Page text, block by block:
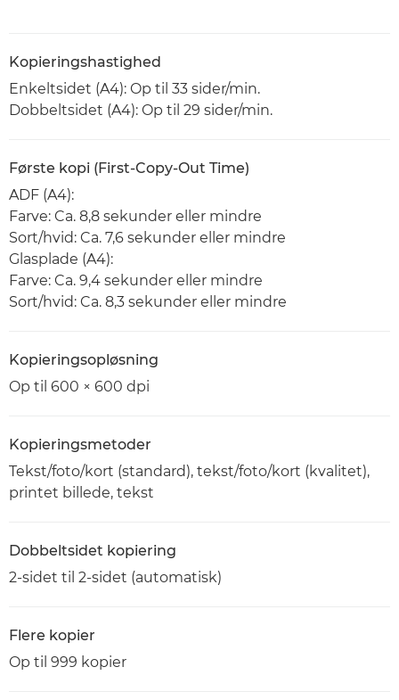
Kopieringshastighed
Enkeltsidet (A4): Op til 33 sider/min.
Dobbeltsidet (A4): Op til 29 sider/min.
Første kopi (First-Copy-Out Time)
ADF (A4):
Farve: Ca. 8,8 sekunder eller mindre
Sort/hvid: Ca. 7,6 sekunder eller mindre
Glasplade (A4):
Farve: Ca. 9,4 sekunder eller mindre
Sort/hvid: Ca. 8,3 sekunder eller mindre
Kopieringsopløsning
Op til 600 × 600 dpi
Kopieringsmetoder
Tekst/foto/kort (standard), tekst/foto/kort (kvalitet),
printet billede, tekst
Dobbeltsidet kopiering
2-sidet til 2-sidet (automatisk)
Flere kopier
Op til 999 kopier